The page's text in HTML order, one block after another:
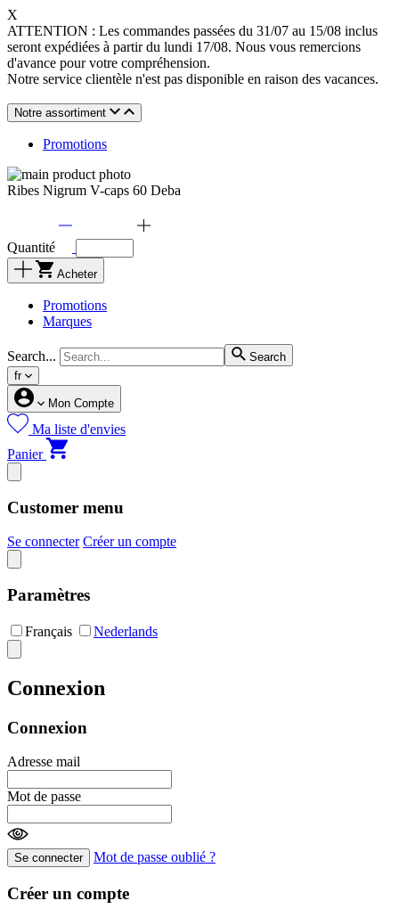
X
ATTENTION : Les commandes passées du 31/07 au 15/08 inclus
seront expédiées à partir du lundi 17/08. Nous vous remercions
d'avance pour votre compréhension.
Notre service clientèle n'est pas disponible en raison des vacances.
Notre assortiment
Promotions
Ribes Nigrum V-caps 60 Deba
Quantité
Acheter
Promotions
Marques
Search...
Search
fr
Mon Compte
Ma liste d'envies
Panier
Customer menu
Se connecter Créer un compte
Paramètres
Français Nederlands
Connexion
Connexion
Adresse mail
Mot de passe
Se connecter Mot de passe oublié ?
Créer un compte